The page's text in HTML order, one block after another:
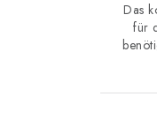
Das
für